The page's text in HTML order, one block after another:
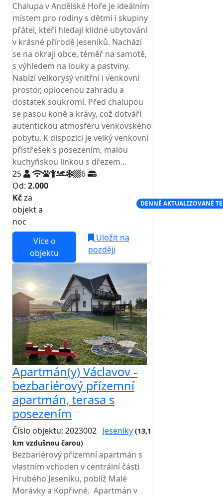
Chalupa v Andělské Hoře je ideálním
místem pro rodiny s dětmi i skupiny
přátel, kteří hledají klidné ubytování
v krásné přírodě Jeseníků. Nachází
se na okraji obce, téměř na samotě,
s výhledem na louky a pastviny.
Nabízí velkorysý vnitřní i venkovní
prostor, oplocenou zahradu a
dostatek soukromí. Před chalupou
se pasou koně a krávy, což dotváří
autentickou atmosféru venkovského
pobytu. K dispozici je velký venkovní
přístřešek s posezením, malou
kuchyňskou linkou s dřezem...
25
6
Od: 2.000
Kčza
objekt a
noc
DENNĚ AKTUALIZOVANÉ
Více o
objektu
Uložit na
později
Apartmán(y) Václavov -
bezbariérový přízemní
apartmán, terasa s
posezením
Číslo objektu: 2023002 Jeseníky (13,1
km vzdušnou čarou)
Bezbariérový přízemní apartmán s
vlastním vchoden v centrální části
Hrubého Jeseníku, poblíž Malé
Morávky a Kopřivné. Apartmán v